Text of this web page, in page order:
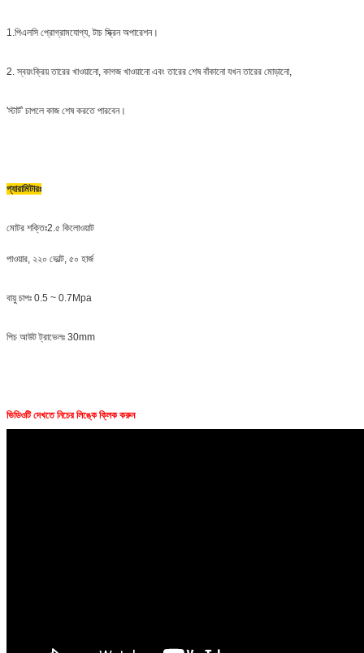
1.পিএলসি প্রোগ্রামযোগ্য, টাচ স্ক্রিন অপারেশন।
2. স্বয়ংক্রিয় তারের খাওয়ানো, কাগজ খাওয়ানো এবং তারের শেষ বাঁকানো যখন তারের মোড়ানো,
'স্টার্ট' চাপলে কাজ শেষ করতে পারবেন।
প্যারামিটারঃ
মোটর শক্তিঃ2.৫ কিলোওয়াট
পাওয়ার, ২২০ ভোল্ট, ৫০ হার্জ
বায়ু চাপঃ 0.5 ~ 0.7Mpa
পিচ আউট ট্রাভেলঃ 30mm
ভিডিওটি দেখতে নিচের লিঙ্কে ক্লিক করুন